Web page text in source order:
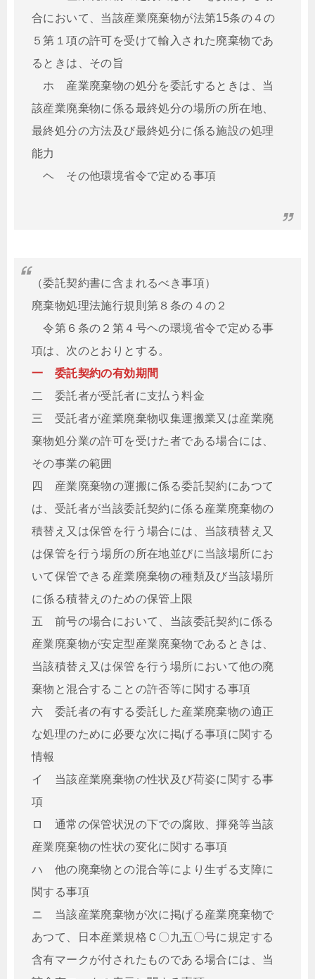
合において、当該産業廃棄物が法第15条の４の
５第１項の許可を受けて輸入された廃棄物であ
るときは、その旨
ホ 産業廃棄物の処分を委託するときは、当
該産業廃棄物に係る最終処分の場所の所在地、
最終処分の方法及び最終処分に係る施設の処理
能力
ヘ その他環境省令で定める事項
（委託契約書に含まれるべき事項）
廃棄物処理法施行規則第８条の４の２
令第６条の２第４号ヘの環境省令で定める事
項は、次のとおりとする。
一 委託契約の有効期間
二 委託者が受託者に支払う料金
三 受託者が産業廃棄物収集運搬業又は産業廃
棄物処分業の許可を受けた者である場合には、
その事業の範囲
四 産業廃棄物の運搬に係る委託契約にあつて
は、受託者が当該委託契約に係る産業廃棄物の
積替え又は保管を行う場合には、当該積替え又
は保管を行う場所の所在地並びに当該場所にお
いて保管できる産業廃棄物の種類及び当該場所
に係る積替えのための保管上限
五 前号の場合において、当該委託契約に係る
産業廃棄物が安定型産業廃棄物であるときは、
当該積替え又は保管を行う場所において他の廃
棄物と混合することの許否等に関する事項
六 委託者の有する委託した産業廃棄物の適正
な処理のために必要な次に掲げる事項に関する
情報
イ 当該産業廃棄物の性状及び荷姿に関する事
項
ロ 通常の保管状況の下での腐敗、揮発等当該
産業廃棄物の性状の変化に関する事項
ハ 他の廃棄物との混合等により生ずる支障に
関する事項
ニ 当該産業廃棄物が次に掲げる産業廃棄物で
あつて、日本産業規格Ｃ〇九五〇号に規定する
含有マークが付されたものである場合には、当